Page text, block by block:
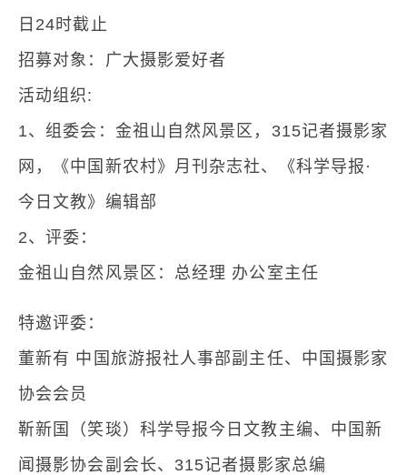
日24时截止
招募对象：广大摄影爱好者
活动组织:
1、组委会：金祖山自然风景区，315记者摄影家
网，《中国新农村》月刊杂志社、《科学导报·
今日文教》编辑部
2、评委：
金祖山自然风景区：总经理 办公室主任
特邀评委：
董新有 中国旅游报社人事部副主任、中国摄影家
协会会员
靳新国（笑琰）科学导报今日文教主编、中国新
闻摄影协会副会长、315记者摄影家总编